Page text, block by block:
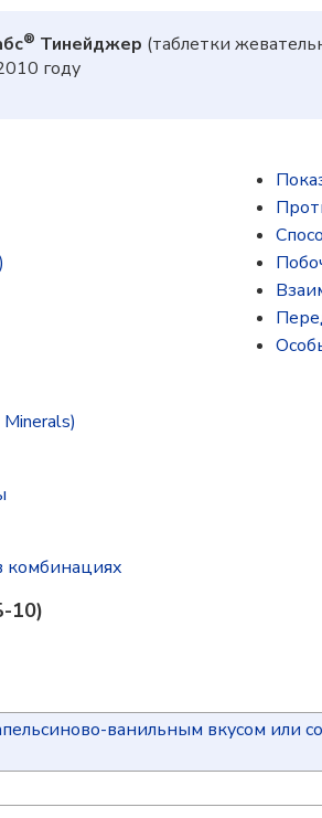
® Тинейджер (таблетки
году
комбинациях
10)
ванильным вкусом или